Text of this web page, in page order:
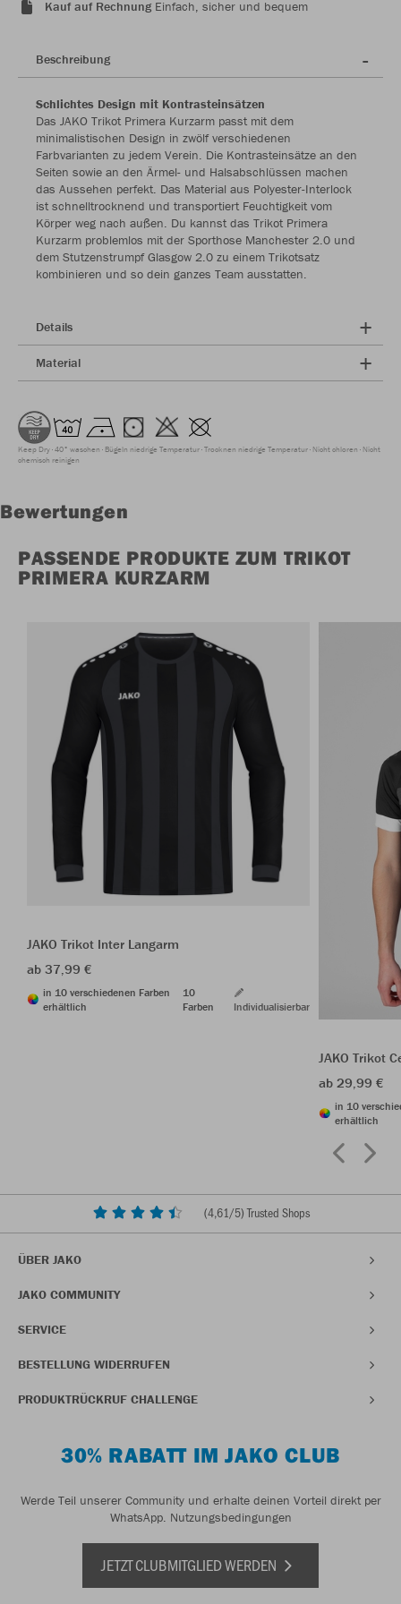
Kauf auf RechnungEinfach, sicher und bequem
Beschreibung
Schlichtes Design mit Kontrasteinsätzen
Das JAKO Trikot Primera Kurzarm passt mit dem
minimalistischen Design in zwölf verschiedenen
Farbvarianten zu jedem Verein. Die Kontrasteinsätze an den
Seiten sowie an den Ärmel- und Halsabschlüssen machen
das Aussehen perfekt. Das Material aus Polyester-Interlock
ist schnelltrocknend und transportiert Feuchtigkeit vom
Körper weg nach außen. Du kannst das Trikot Primera
Kurzarm problemlos mit der Sporthose Manchester 2.0 und
dem Stutzenstrumpf Glasgow 2.0 zu einem Trikotsatz
kombinieren und so dein ganzes Team ausstatten.
Details
Material
Keep Dry 40° waschen Bügeln niedrige Temperatur Trocknen niedrige Temperatur Nicht chloren Nicht
chemisch reinigen
Bewertungen
PASSENDE PRODUKTE ZUM TRIKOT
PRIMERA KURZARM
JAKO Trikot Inter Langarm
ab 37,99 €
in 10 verschiedenen Farben
erhältlich
10
Farben
Individualisierbar
JAKO Trikot
ab 29,99 €
in 10
erhältlich
(4,61/5) Trusted Shops
ÜBER JAKO
JAKO COMMUNITY
SERVICE
BESTELLUNG WIDERRUFEN
PRODUKTRÜCKRUF CHALLENGE
30% RABATT IM JAKO CLUB
Werde Teil unserer Community und erhalte deinen Vorteil direkt per
WhatsApp. Nutzungsbedingungen
JETZT CLUBMITGLIED WERDEN